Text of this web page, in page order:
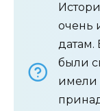
очень
датам.
были
имели